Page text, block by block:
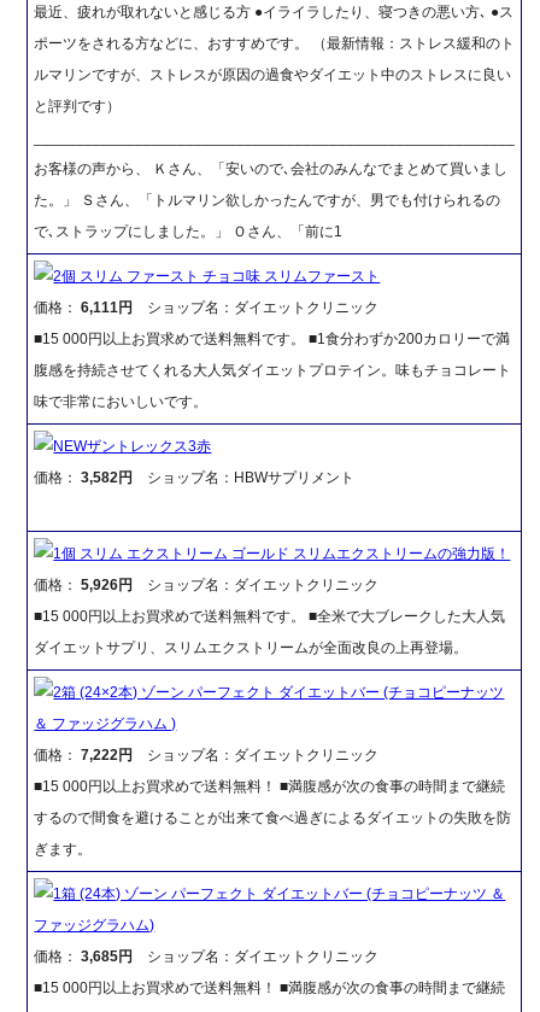
最近、疲れが取れないと感じる方 ●イライラしたり、寝つきの悪い方､ ●ス
ポーツをされる方などに、おすすめです。 （最新情報：ストレス緩和のト
ルマリンですが、ストレスが原因の過食やダイエット中のストレスに良い
と評判です）
お客様の声から、 Ｋさん、「安いので､会社のみんなでまとめて買いまし
た。」 Ｓさん、「トルマリン欲しかったんですが、男でも付けられるの
で､ストラップにしました。」 Ｏさん、「前に1
2個 スリム ファースト チョコ味 スリムファースト
価格：6,111円
ショップ名：ダイエットクリニック
■15 000円以上お買求めで送料無料です。 ■1食分わずか200カロリーで満
腹感を持続させてくれる大人気ダイエットプロテイン。味もチョコレート
味で非常においしいです。
NEWザントレックス3赤
価格：3,582円 ショップ名：HBWサプリメント
1個 スリム エクストリーム ゴールド スリムエクストリームの強力版！
価格：5,926円
ショップ名：ダイエットクリニック
■15 000円以上お買求めで送料無料です。 ■全米で大ブレークした大人気
ダイエットサプリ、スリムエクストリームが全面改良の上再登場。
2箱 (24×2本) ゾーン パーフェクト ダイエットバー (チョコピーナッツ
＆ ファッジグラハム )
価格：7,222円
ショップ名：ダイエットクリニック
■15 000円以上お買求めで送料無料！ ■満腹感が次の食事の時間まで継続
するので間食を避けることが出来て食べ過ぎによるダイエットの失敗を防
ぎます。
1箱 (24本) ゾーン パーフェクト ダイエットバー (チョコピーナッツ ＆
ファッジグラハム)
価格：3,685円
ショップ名：ダイエットクリニック
■15 000円以上お買求めで送料無料！ ■満腹感が次の食事の時間まで継続